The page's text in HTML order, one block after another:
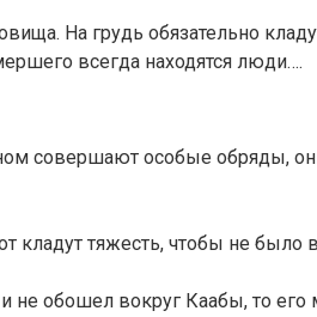
На грудь обязательно
всегда находятся люди….
совершают особые обряды,
тяжесть, чтобы не было
не обошел вокруг Каабы, то